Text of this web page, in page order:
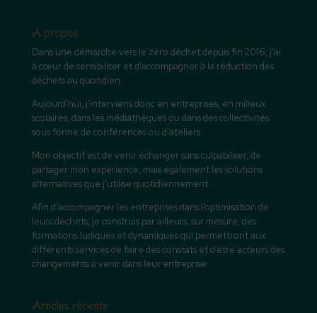
A propos
Dans une démarche vers le zéro déchet depuis fin 2016, j’ai
à cœur de sensibiliser et d’accompagner à la réduction des
déchets au quotidien.
Aujourd’hui, j’interviens donc en entreprises, en milieux
scolaires, dans les médiathèques ou dans des collectivités
sous forme de conférences ou d’ateliers.
Mon objectif est de venir échanger sans culpabiliser, de
partager mon expérience, mais également les solutions
alternatives que j’utilise quotidiennement.
Afin d’accompagner les entreprises dans l’optimisation de
leurs déchets, je construis par ailleurs, sur mesure, des
formations ludiques et dynamiques qui permettront aux
différents services de faire des constats et d’être acteurs des
changements à venir dans leur entreprise.
Articles récents